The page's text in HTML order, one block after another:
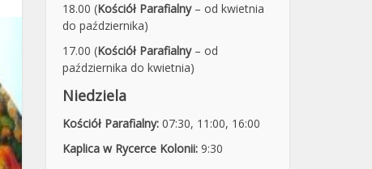
18.00 (Kościół Parafialny– od kwietnia
do października)
17.00 (Kościół Parafialny– od
października do kwietnia)
Niedziela
Kościół Parafialny: 07:30, 11:00, 16:00
Kaplica w Rycerce Kolonii: 9:30